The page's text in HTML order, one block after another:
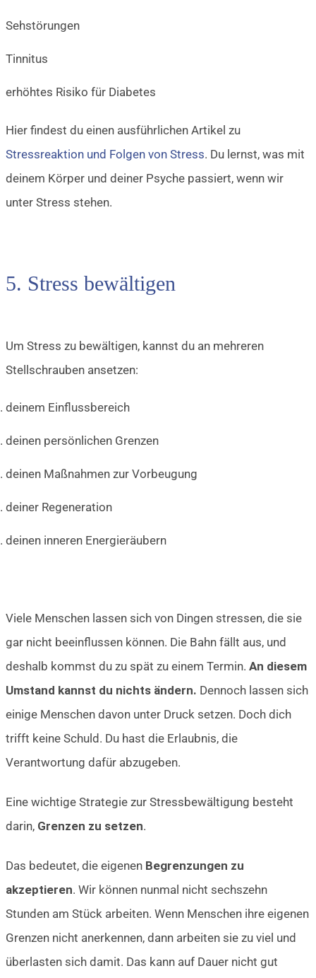
Sehstörungen
Tinnitus
erhöhtes Risiko für Diabetes
Hier findest du einen ausführlichen Artikel zu
Stressreaktion und Folgen von Stress. Du lernst, was mit
deinem Körper und deiner Psyche passiert, wenn wir
unter Stress stehen.
5. Stress bewältigen
Um Stress zu bewältigen, kannst du an mehreren
Stellschrauben ansetzen:
deinem Einflussbereich
deinen persönlichen Grenzen
deinen Maßnahmen zur Vorbeugung
deiner Regeneration
deinen inneren Energieräubern
Viele Menschen lassen sich von Dingen stressen, die sie
gar nicht beeinflussen können. Die Bahn fällt aus, und
deshalb kommst du zu spät zu einem Termin. An diesem
Umstand kannst du nichts ändern. Dennoch lassen sich
einige Menschen davon unter Druck setzen. Doch dich
trifft keine Schuld. Du hast die Erlaubnis, die
Verantwortung dafür abzugeben.
Eine wichtige Strategie zur Stressbewältigung besteht
darin, Grenzen zu setzen.
Das bedeutet, die eigenen Begrenzungen zu
akzeptieren. Wir können nunmal nicht sechszehn
Stunden am Stück arbeiten. Wenn Menschen ihre eigenen
Grenzen nicht anerkennen, dann arbeiten sie zu viel und
überlasten sich damit. Das kann auf Dauer nicht gut